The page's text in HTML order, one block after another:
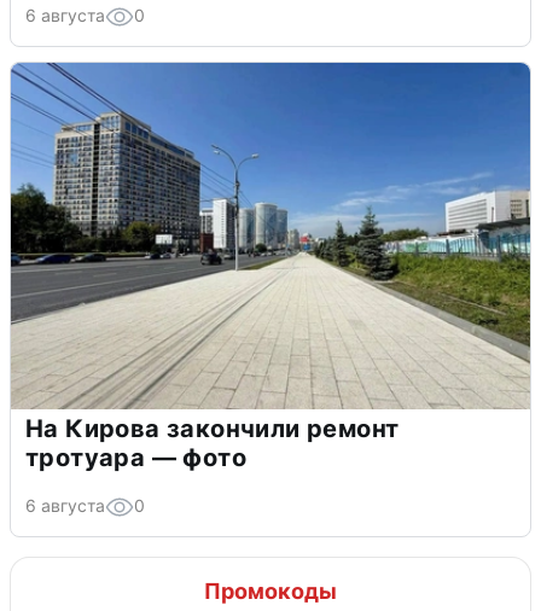
6 августа 0
На Кирова закончили ремонт
тротуара — фото
6 августа 0
Промокоды